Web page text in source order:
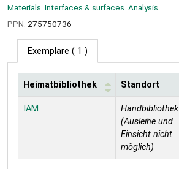
Materials. Interfaces & surfaces. Analysis
PPN: 275750736
Exemplare ( 1 )
Exemplare
Heimatbibliothek Standort
IAM
Handbibliothek
(Ausleihe und
Einsicht nicht
möglich)